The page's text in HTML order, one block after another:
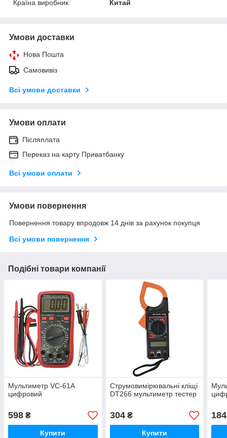
Країна виробник
Китай
Умови доставки
Нова Пошта
Самовивіз
Всі умови доставки
Умови оплати
Післяплата
Переказ на карту Приватбанку
Всі умови оплати
Умови повернення
Повернення товару впродовж 14 днів за рахунок покупця
Всі умови повернення
Подібні товари компанії
Мультиметр VC-61A
цифровий
598 ₴
Купити
Струмовимірювальні кліщі
DT266 мультиметр тестер
304₴
Купити
184